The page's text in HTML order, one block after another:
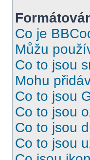
Co je
Můžu
Co to jsou
Mohu
Co to jsou
Co to jsou
Co to jsou
Co to jsou